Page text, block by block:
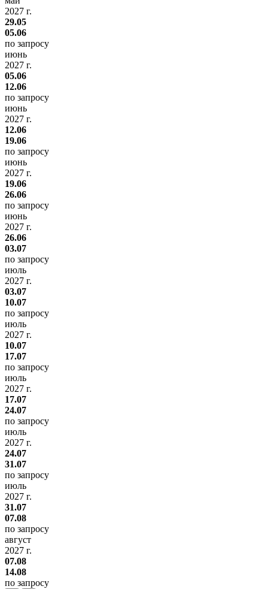
2027 г.
29.05
05.06
по запросу
июнь
2027 г.
05.06
12.06
по запросу
июнь
2027 г.
12.06
19.06
по запросу
июнь
2027 г.
19.06
26.06
по запросу
июнь
2027 г.
26.06
03.07
по запросу
июль
2027 г.
03.07
10.07
по запросу
июль
2027 г.
10.07
17.07
по запросу
июль
2027 г.
17.07
24.07
по запросу
июль
2027 г.
24.07
31.07
по запросу
июль
2027 г.
31.07
07.08
по запросу
август
2027 г.
07.08
14.08
по запросу